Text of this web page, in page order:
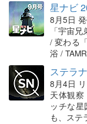
星ナビ
8月5日
「宇宙
/ 変わる
浴 /
ステラ
8月4日
天体観察
ッチな
も、ステ